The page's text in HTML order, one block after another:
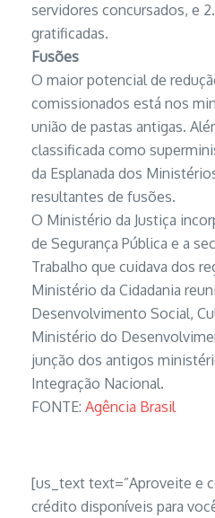
servidores concursados, e
gratificadas.
Fusões
O maior potencial de
comissionados está nos
união de pastas antigas.
classificada como
da Esplanada dos
resultantes de fusões.
O Ministério da Justiça
de Segurança Pública e a
Trabalho que cuidava dos
Ministério da Cidadania
Desenvolvimento Social,
Ministério do
junção dos antigos
Integração Nacional.
FONTE: Agência Brasil
[us_text text=”Aproveite e
crédito disponíveis para